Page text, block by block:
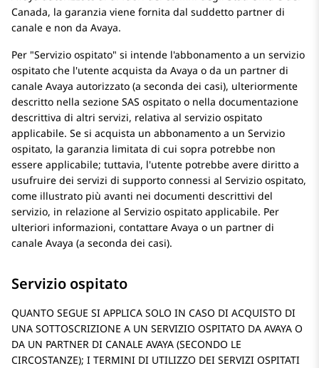
Canada, la garanzia viene fornita dal suddetto partner di
canale e non da Avaya.
Per Servizio ospitato si intende l'abbonamento a un servizio
ospitato che l'utente acquista da Avaya o da un partner di
canale Avaya autorizzato (a seconda dei casi), ulteriormente
descritto nella sezione SAS ospitato o nella documentazione
descrittiva di altri servizi, relativa al servizio ospitato
applicabile. Se si acquista un abbonamento a un Servizio
ospitato, la garanzia limitata di cui sopra potrebbe non
essere applicabile; tuttavia, l'utente potrebbe avere diritto a
usufruire dei servizi di supporto connessi al Servizio ospitato,
come illustrato più avanti nei documenti descrittivi del
servizio, in relazione al Servizio ospitato applicabile. Per
ulteriori informazioni, contattare Avaya o un partner di
canale Avaya (a seconda dei casi).
Servizio ospitato
QUANTO SEGUE SI APPLICA SOLO IN CASO DI ACQUISTO DI
UNA SOTTOSCRIZIONE A UN SERVIZIO OSPITATO DA AVAYA O
DA UN PARTNER DI CANALE AVAYA (SECONDO LE
CIRCOSTANZE); I TERMINI DI UTILIZZO DEI SERVIZI OSPITATI